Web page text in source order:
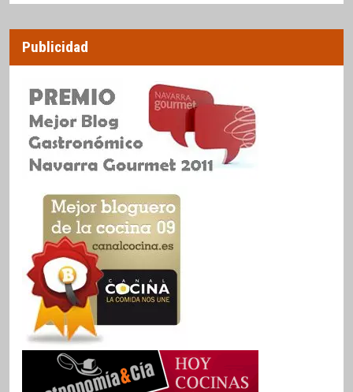
Publicidad